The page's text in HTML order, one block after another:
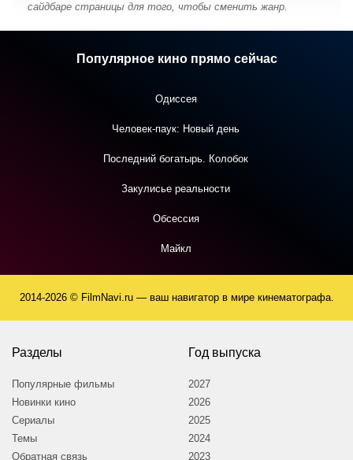
сайдбаре страницы для того, чтобы сменить жанр.
Популярное кино прямо сейчас
Одиссея
Человек-паук: Новый день
Последний богатырь. Колобок
Закулисье реальности
Обсессия
Майкл
2014-2026 © FilmNavi.ru — ваш навигатор в мире кинематографа.
Разделы
Популярные фильмы
Новинки кино
Сериалы
Темы
Обратная связь
Год выпуска
2027
2026
2025
2024
2023